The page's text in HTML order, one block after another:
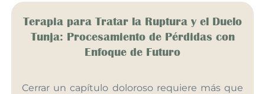
Terapia para Tratar la Ruptura y el Duelo
Tunja: Procesamiento de Pérdidas con
Enfoque de Futuro
Cerrar un capítulo doloroso requiere más que